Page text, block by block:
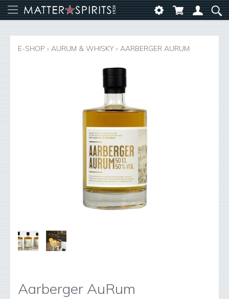
E-SHOP › AURUM & WHISKY › AARBERGER AURUM
Aarberger AuRum